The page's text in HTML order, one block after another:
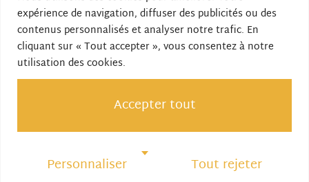
expérience de navigation, diffuser des publicités ou des
contenus personnalisés et analyser notre trafic. En
cliquant sur « Tout accepter », vous consentez à notre
utilisation des cookies.
Personnaliser Tout rejeter
Accepter tout
Le site Internet est cofinancé par Loire Forez
Agglomération et l’Union Européenne dans le Cadre du
Fonds Européen Agricole pour le Développement Rural
(FEADER) : l’Europe investit dans les zones rurales.